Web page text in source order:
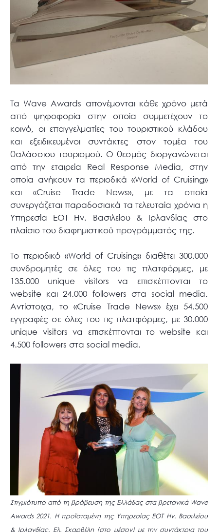
Τα Wave Awards απονέμονται κάθε χρόνο μετά
από ψηφοφορία στην οποία συμμετέχουν το
κοινό, οι επαγγελματίες του τουριστικού κλάδου
και εξειδικευμένοι συντάκτες στον τομέα του
θαλάσσιου τουρισμού. Ο θεσμός διοργανώνεται
από την εταιρεία Real Response Media, στην
οποία ανήκουν τα περιοδικά «World of Cruising»
και «Cruise Trade News», με τα οποία
συνεργάζεται παραδοσιακά τα τελευταία χρόνια η
Υπηρεσία ΕΟΤ Ην. Βασιλείου & Ιρλανδίας στο
πλαίσιο του διαφημιστικού προγράμματός της.
To περιοδικό «World of Cruising» διαθέτει 300.000
συνδρομητές σε όλες του τις πλατφόρμες, με
135.000 unique visitors να επισκέπτονται το
website και 24.000 followers στα social media.
Αντίστοιχα, το «Cruise Trade News» έχει 54.500
εγγραφές σε όλες του τις πλατφόρμες, με 30.000
unique visitors να επισκέπτονται το website και
4.500 followers στα social media.
Στιγμιότυπο από τη βράβευση της Ελλάδας στα βρετανικά Wave
Awards 2021. H προϊσταμένη της Υπηρεσίας ΕΟΤ Ην. Βασιλείου
& Ιρλανδίας, Ελ. Σκαρβέλη (στο μέσον) με την συντάκτρια του